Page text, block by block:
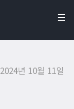
2024년 10월 11일